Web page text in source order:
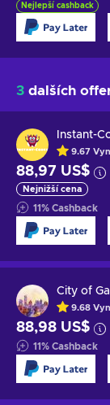
Nejlepší cashback
3 dalších
Instant-
9.67
88,97 US$
Nejnižší cena
11% Cashback
City of
9.68
88,98 US$
11% Cashback